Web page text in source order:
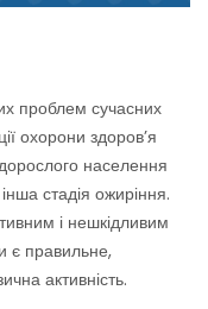
проблем сучасних
охорони здоров’я
населення
стадія ожиріння.
і нешкідливим
є правильне,
активність.